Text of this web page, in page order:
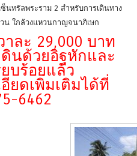
ทรัลพระราม 2 สำหรับการเดินทาง
น ใกล้วงแหวนกาญจนาภิเษก
ละ 29,000 บาท
นด้วยอิฐหักและ
บร้อยแล้ว
ยดเพิ่มเติมได้ที่
6462